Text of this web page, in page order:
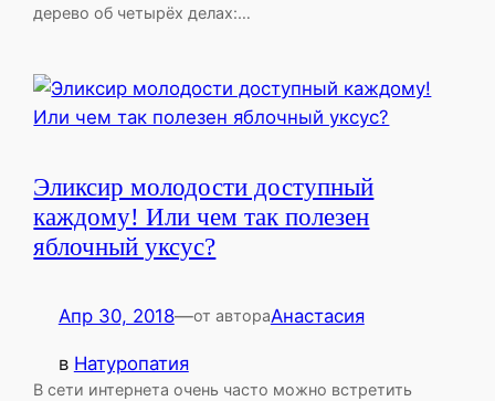
дерево об четырёх делах:…
Эликсир молодости доступный
каждому! Или чем так полезен
яблочный уксус?
Апр 30, 2018—от автораАнастасия
в Натуропатия
В сети интернета очень часто можно встретить